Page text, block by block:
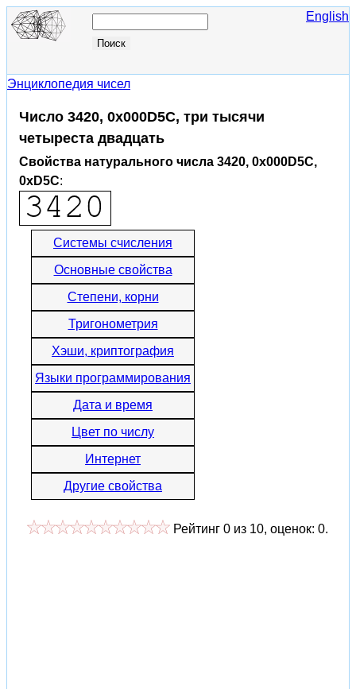
English
Энциклопедия чисел
Число 3420, 0x000D5C, три тысячи
четыреста двадцать
Свойства натурального числа 3420, 0x000D5C,
0xD5C:
Системы счисления
Основные свойства
Степени, корни
Тригонометрия
Хэши, криптография
Языки программирования
Дата и время
Цвет по числу
Интернет
Другие свойства
Рейтинг 0 из 10, оценок: 0.